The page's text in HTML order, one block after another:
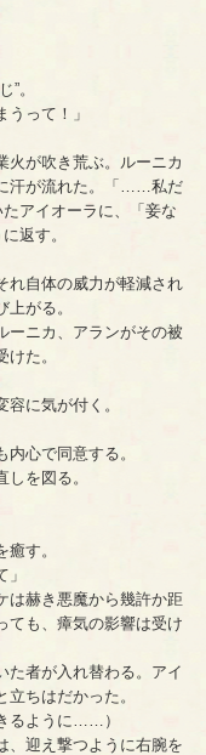
。
って！」
が吹き荒ぶ。ルーニカ
汗が流れた。「……私だ
アイオーラに、「妾な
返す。
れ自体の威力が軽減され
がる。
ニカ、アランがその被
た。
に気が付く。
心で同意する。
を図る。
す。
は赫き悪魔から幾許か距
ても、瘴気の影響は受け
者が入れ替わる。アイ
ちはだかった。
るように……）
迎え撃つように右腕を